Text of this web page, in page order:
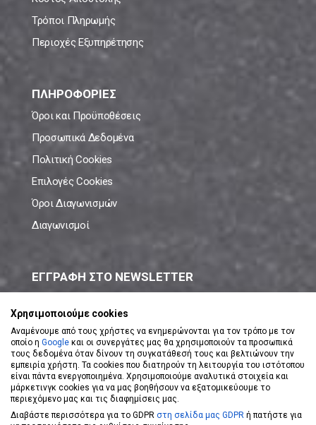
Τρόποι Πληρωμής
Περιοχές Εξυπηρέτησης
ΠΛΗΡΟΦΟΡΙΕΣ
Όροι και Προϋποθέσεις
Προσωπικά Δεδομένα
Πολιτική Cookies
Επιλογές Cookies
Όροι Διαγωνισμών
Διαγωνισμοί
ΕΓΓΡΑΦΗ ΣΤΟ NEWSLETTER
ΕΓΓΡΑΦΗ ΣΤΟ NEWSLETTER
Αποδέχομαι τουςΌρους Χρήσης
Χρησιμοποιούμε cookies
Αναμένουμε από τους χρήστες να ενημερώνονται για τον τρόπο με τον
οποίο η Google και οι συνεργάτες μας θα χρησιμοποιούν τα προσωπικά
τους δεδομένα όταν δίνουν τη συγκατάθεσή τους και βελτιώνουν την
εμπειρία χρήστη. Τα cookies που διατηρούν τη λειτουργία του ιστότοπου
είναι πάντα ενεργοποιημένα. Χρησιμοποιούμε αναλυτικά στοιχεία και
μάρκετινγκ cookies για να μας βοηθήσουν να εξατομικεύουμε το
περιεχόμενο μας και τις διαφημίσεις μας.
Διαβάστε περισσότερα για το GDPR στη σελίδα μας GDPR ή πατήστε για